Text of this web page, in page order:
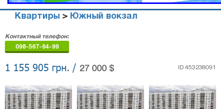
Квартиры > Южный вокзал
недвижимости
"Аверс"
Контактный телефон:
098-567-64-99
1 155 905 грн. / 27 000 $ ID 453238091